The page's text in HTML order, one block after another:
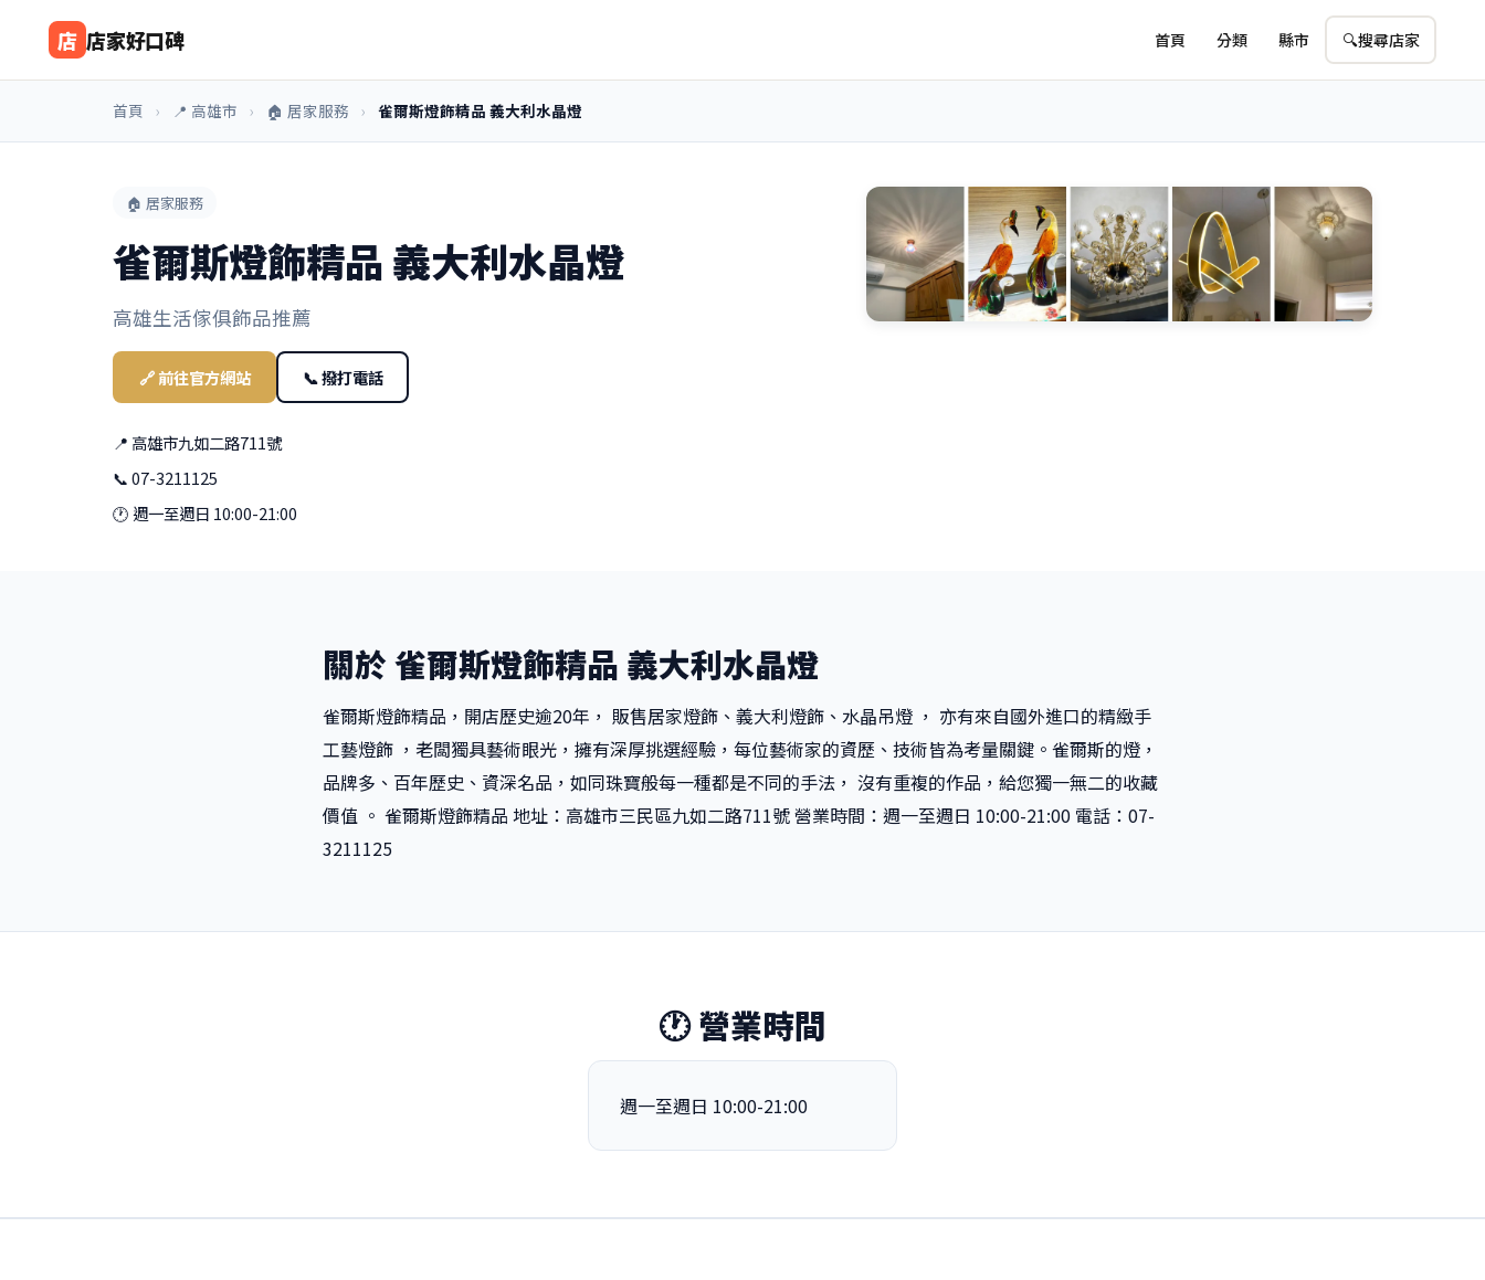
店 店家好口碑 首頁 分類 縣市 🔍搜尋店家
首頁 › 📍 高雄市 › 🏠 居家服務 › 雀爾斯燈飾精品 義大利水晶燈
🏠 居家服務
雀爾斯燈飾精品 義大利水晶燈
高雄生活傢俱飾品推薦
🔗 前往官方網站 📞 撥打電話
📍 高雄市九如二路711號
📞 07-3211125
🕐 週一至週日 10:00-21:00
關於 雀爾斯燈飾精品 義大利水晶燈
雀爾斯燈飾精品，開店歷史逾20年， 販售居家燈飾、義大利燈飾、水晶吊燈 ， 亦有來自國外進口的精緻手
工藝燈飾 ，老闆獨具藝術眼光，擁有深厚挑選經驗，每位藝術家的資歷、技術皆為考量關鍵。雀爾斯的燈，
品牌多、百年歷史、資深名品，如同珠寶般每一種都是不同的手法， 沒有重複的作品，給您獨一無二的收藏
價值 。 雀爾斯燈飾精品 地址：高雄市三民區九如二路711號 營業時間：週一至週日 10:00-21:00 電話：07-
3211125
🕐 營業時間
週一至週日 10:00-21:00